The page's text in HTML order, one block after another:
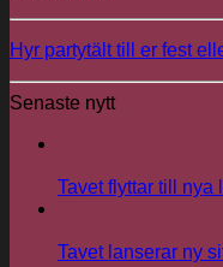
Hyr partytält till er fest
Senaste nytt
Tavet flyttar till nya
Tavet lanserar ny